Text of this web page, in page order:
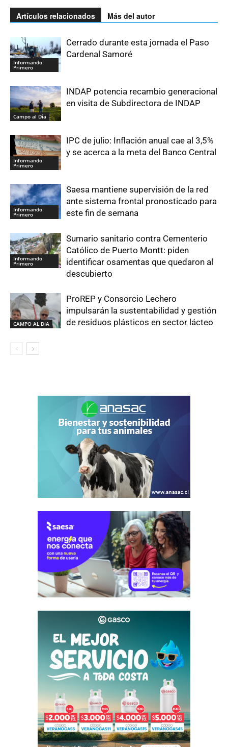
Artículos relacionados Más del autor
Informando
Primero
Cerrado durante esta jornada el Paso
Cardenal Samoré
Campo al Día
INDAP potencia recambio generacional
en visita de Subdirectora de INDAP
Informando
Primero
IPC de julio: Inflación anual cae al 3,5%
y se acerca a la meta del Banco Central
Informando
Primero
Saesa mantiene supervisión de la red
ante sistema frontal pronosticado para
este fin de semana
Informando
Primero
Sumario sanitario contra Cementerio
Católico de Puerto Montt: piden
identificar osamentas que quedaron al
descubierto
CAMPO AL DIA
ProREP y Consorcio Lechero
impulsarán la sustentabilidad y gestión
de residuos plásticos en sector lácteo